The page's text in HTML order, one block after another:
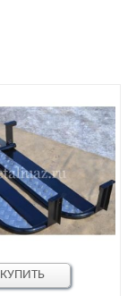
КУПИТЬ